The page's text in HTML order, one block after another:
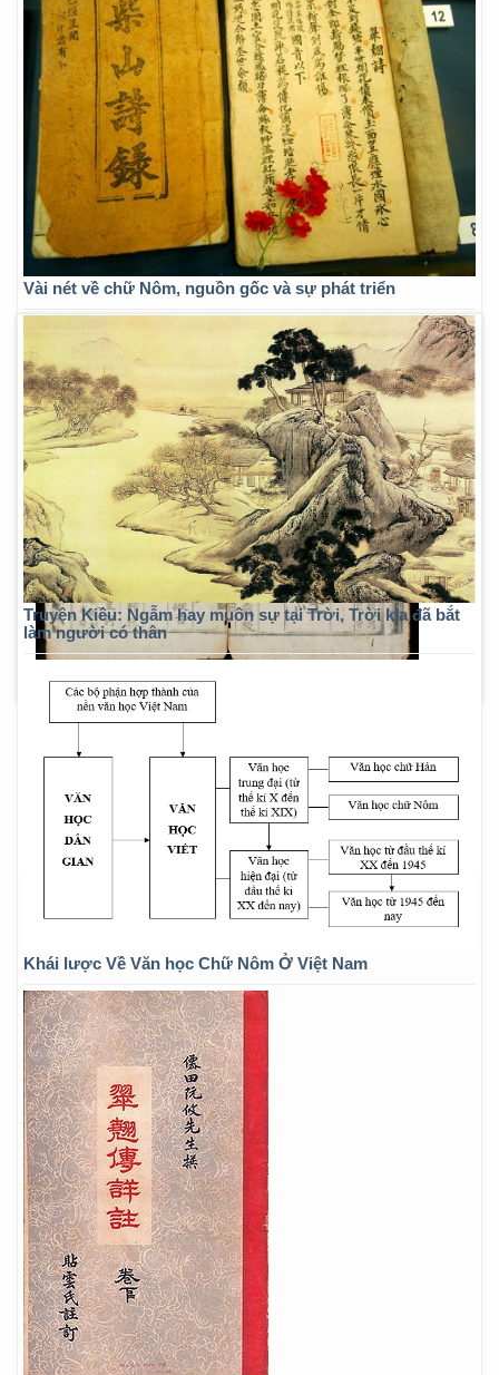
Vài nét về chữ Nôm, nguồn gốc và sự phát triển
Truyện Kiều: Ngẫm hay muôn sự tại Trời, Trời kia đã bắt
làm người có thân
Khái lược Về Văn học Chữ Nôm Ở Việt Nam